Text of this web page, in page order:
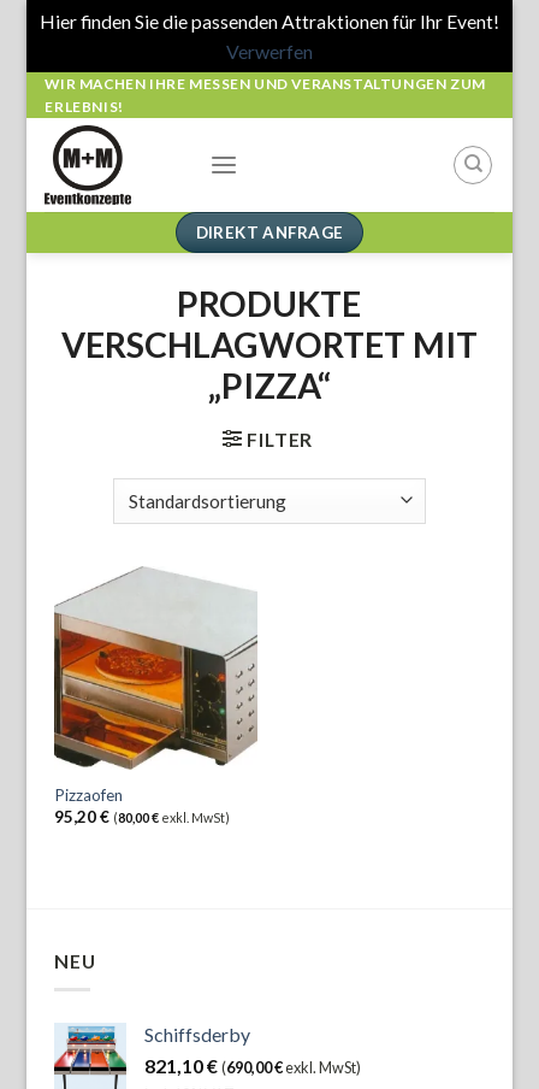
Hier finden Sie die passenden Attraktionen für Ihr Event!
Verwerfen
Skip
to
content
WIR MACHEN IHRE MESSEN UND VERANSTALTUNGEN ZUM
ERLEBNIS!
DIREKT ANFRAGE
PRODUKTE
VERSCHLAGWORTET MIT
„PIZZA“
FILTER
Pizzaofen
95,20€ (80,00€ exkl. MwSt)
NEU
Schiffsderby
821,10€ (690,00€exkl. MwSt)